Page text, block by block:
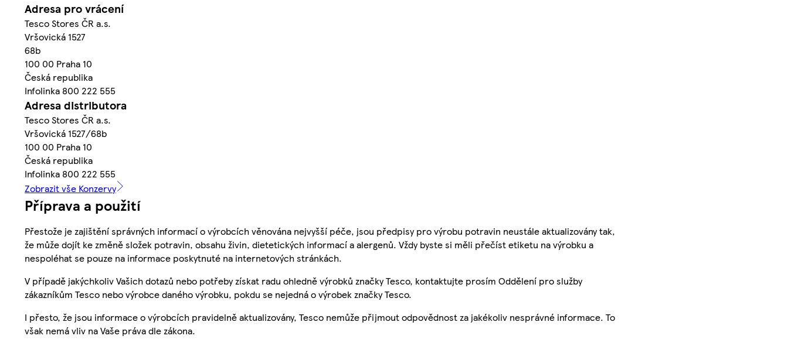
Adresa pro vrácení
Tesco Stores ČR a.s.
Vršovická 1527
68b
100 00 Praha 10
Česká republika
Infolinka 800 222 555
Adresa distributora
Tesco Stores ČR a.s.
Vršovická 1527/68b
100 00 Praha 10
Česká republika
Infolinka 800 222 555
Zobrazit vše Konzervy
Příprava a použití
Přestože je zajištění správných informací o výrobcích věnována nejvyšší péče, jsou předpisy pro výrobu potravin neustále aktualizovány tak,
že může dojít ke změně složek potravin, obsahu živin, dietetických informací a alergenů. Vždy byste si měli přečíst etiketu na výrobku a
nespoléhat se pouze na informace poskytnuté na internetových stránkách.
V případě jakýchkoliv Vašich dotazů nebo potřeby získat radu ohledně výrobků značky Tesco, kontaktujte prosím Oddělení pro služby
zákazníkům Tesco nebo výrobce daného výrobku, pokdu se nejedná o výrobek značky Tesco.
I přesto, že jsou informace o výrobcích pravidelně aktualizovány, Tesco nemůže přijmout odpovědnost za jakékoliv nesprávné informace. To
však nemá vliv na Vaše práva dle zákona.